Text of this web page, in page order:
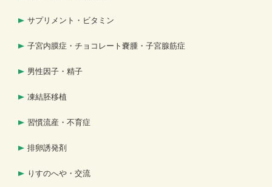
サプリメント・ビタミン
子宮内膜症・チョコレート嚢腫・子宮腺筋症
男性因子・精子
凍結胚移植
習慣流産・不育症
排卵誘発剤
りすのへや・交流